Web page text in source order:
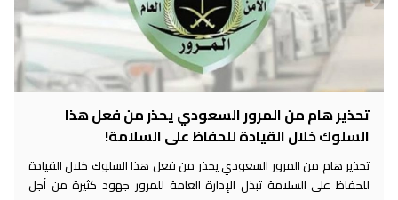
تحذير هام من المرور السعودي يحذر من فعل هذا
السلوك خلال القيادة للحفاظ على السلامة!
تحذير هام من المرور السعودي يحذر من فعل هذا السلوك خلال القيادة
للحفاظ على السلامة تبذل الإدارة العامة للمرور جهود كثيرة من أجل